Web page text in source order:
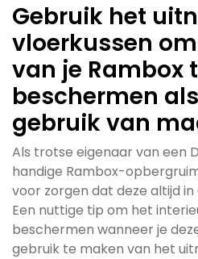
Gebruik het
vloerkussen
van je Rambox
beschermen
gebruik van
Als trotse eigenaar van een
handige Rambox-
voor zorgen dat deze altijd
Een nuttige tip om het
beschermen wanneer je
gebruik te maken van het